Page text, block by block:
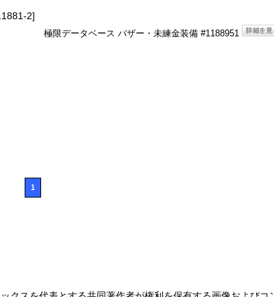
2]
極限データベース バザー・未練金装備 #1188951
1